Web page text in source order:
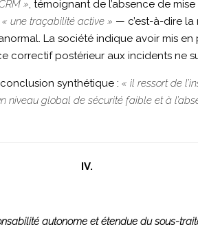
», témoignant de l’absence de
« une traçabilité active » — c’est-à-dire la
La société indique avoir mis
correctif postérieur aux incidents ne
synthétique : « il ressort de
global de sécurité faible et à
IV.
autonome et étendue du sous-